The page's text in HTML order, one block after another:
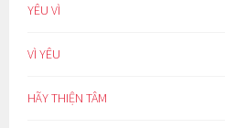
YÊU VÌ
VÌ YÊU
HÃY THIỆN TÂM